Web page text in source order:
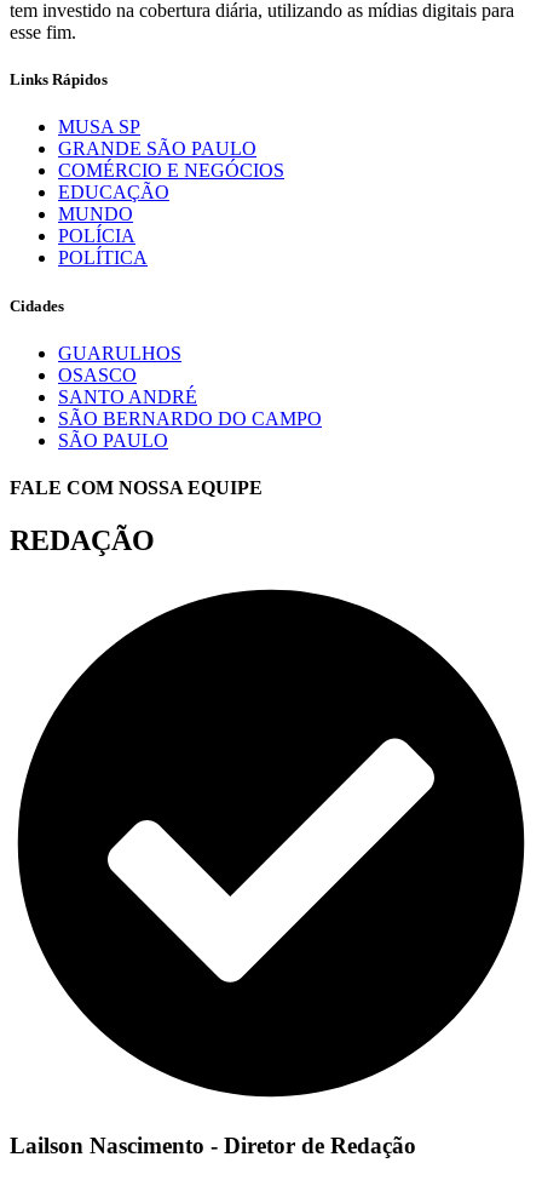
tem investido na cobertura diária, utilizando as mídias digitais para
esse fim.
Links Rápidos
MUSA SP
GRANDE SÃO PAULO
COMÉRCIO E NEGÓCIOS
EDUCAÇÃO
MUNDO
POLÍCIA
POLÍTICA
Cidades
GUARULHOS
OSASCO
SANTO ANDRÉ
SÃO BERNARDO DO CAMPO
SÃO PAULO
FALE COM NOSSA EQUIPE
REDAÇÃO
Lailson Nascimento - Diretor de Redação